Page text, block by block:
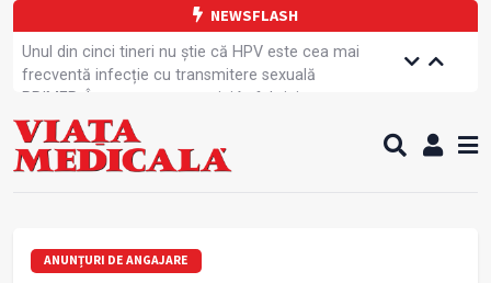
NEWSFLASH
Unul din cinci tineri nu știe că HPV este cea mai
frecventă infecție cu transmitere sexuală
PRIMER: Întreruperea energiei în fabrici ar pune
pacienții în pericol
Subiecte unice la examenul de specialist
Comercializarea unor medicamente, blocată
caniculă?
ANUNȚURI DE ANGAJARE